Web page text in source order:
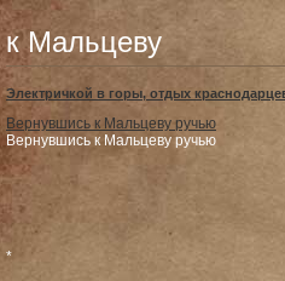
к Мальцеву
Электричкой в горы, отдых
Вернувшись к Мальцеву ручью
Вернувшись к Мальцеву ручью
*